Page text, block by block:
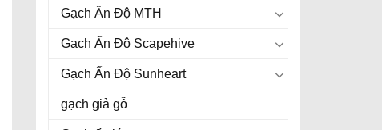
Gạch Ấn Độ MTH
Gạch Ấn Độ Scapehive
Gạch Ấn Độ Sunheart
gạch giả gỗ